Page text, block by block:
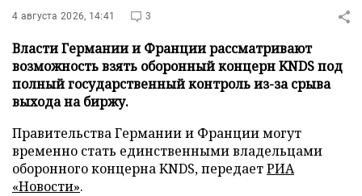
4 августа 2026, 14:41 3
Власти Германии и Франции рассматривают
возможность взять оборонный концерн KNDS под
полный государственный контроль из-за срыва
выхода на биржу.
Правительства Германии и Франции могут
временно стать единственными владельцами
оборонного концерна KNDS, передаетРИА
«Новости».